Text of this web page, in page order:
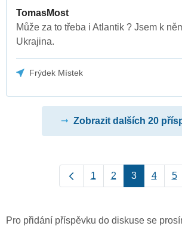
TomasMost
Může za to třeba i Atlantik ? Jsem k
Ukrajina.
Frýdek Místek
Zobrazit dalších 20
1 2 3 4 5
Pro přidání příspěvku do diskuse se